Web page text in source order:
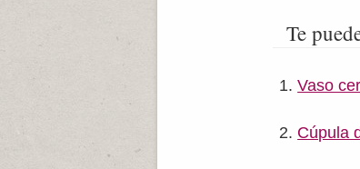
Te
Vaso
Cúpula